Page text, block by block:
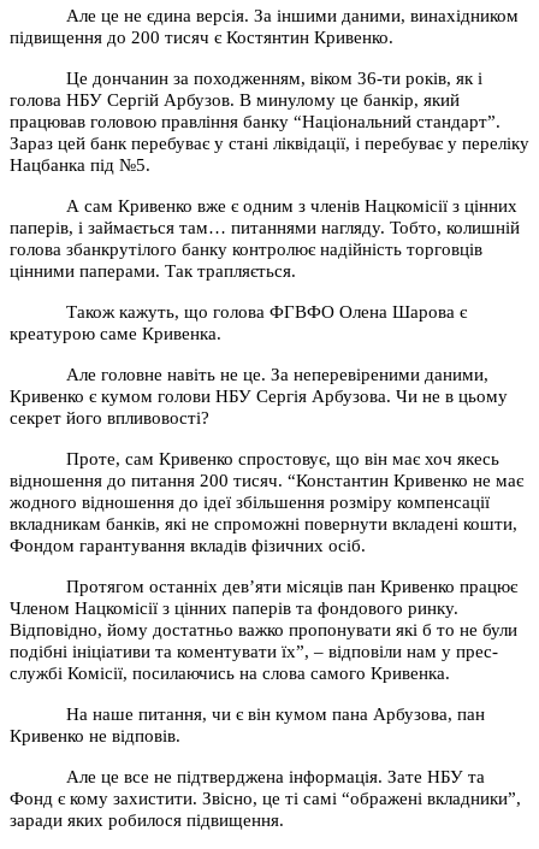
Але це не єдина версія. За іншими даними, винахідником
підвищення до 200 тисяч є Костянтин Кривенко.
Це дончанин за походженням, віком 36-ти років, як і
голова НБУ Сергій Арбузов. В минулому це банкір, який
працював головою правління банку “Національний стандарт”.
Зараз цей банк перебуває у стані ліквідації, і перебуває у переліку
Нацбанка під №5.
А сам Кривенко вже є одним з членів Нацкомісії з цінних
паперів, і займається там… питаннями нагляду. Тобто, колишній
голова збанкрутілого банку контролює надійність торговців
цінними паперами. Так трапляється.
Також кажуть, що голова ФГВФО Олена Шарова є
креатурою саме Кривенка.
Але головне навіть не це. За неперевіреними даними,
Кривенко є кумом голови НБУ Сергія Арбузова. Чи не в цьому
секрет його впливовості?
Проте, сам Кривенко спростовує, що він має хоч якесь
відношення до питання 200 тисяч. “Константин Кривенко не має
жодного відношення до ідеї збільшення розміру компенсації
вкладникам банків, які не спроможні повернути вкладені кошти,
Фондом гарантування вкладів фізичних осіб.
Протягом останніх дев’яти місяців пан Кривенко працює
Членом Нацкомісії з цінних паперів та фондового ринку.
Відповідно, йому достатньо важко пропонувати які б то не були
подібні ініціативи та коментувати їх”, – відповіли нам у прес-
службі Комісії, посилаючись на слова самого Кривенка.
На наше питання, чи є він кумом пана Арбузова, пан
Кривенко не відповів.
Але це все не підтверджена інформація. Зате НБУ та
Фонд є кому захистити. Звісно, це ті самі “ображені вкладники”,
заради яких робилося підвищення.